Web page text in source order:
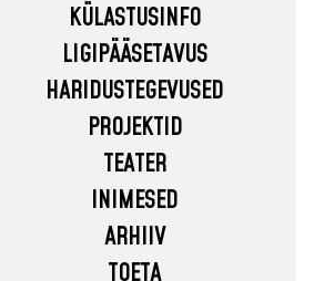
KÜLASTUSINFO
TEATRIKÜLASTAJA MEELESPEA
PARKIMINE
MÄNGUKOHAD
TEATRIKOHVIK
LIGIPÄÄSETAVUS
HARIDUSTEGEVUSED
MIS ON HARIDUSTEGEVUSED?
TÖÖTOAD NOORTELE
TÖÖTOAD TÄISKASVANUTELE
TOETAVAD MATERJALID
PROJEKTID
VAT EKSTRA
MÄRKA, ET OLED TEATRIS
FOORUMGRUPP
TEATER
VAT
AJALUGU
INIMESED
VATIKAD
ARHIIV
TOETA